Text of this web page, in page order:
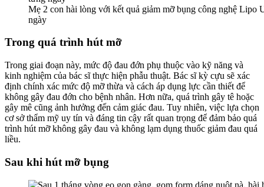
Mẹ 2 con hài lòng với kết quả giảm mỡ bụng công nghệ Lipo
ngày
Trong quá trình hút mỡ
Trong giai đoạn này, mức độ đau đớn phụ thuộc vào kỹ năng và
kinh nghiệm của bác sĩ thực hiện phẫu thuật. Bác sĩ kỳ cựu sẽ xác
định chính xác mức độ mỡ thừa và cách áp dụng lực cần thiết để
không gây đau đớn cho bệnh nhân. Hơn nữa, quá trình gây tê hoặc
gây mê cũng ảnh hưởng đến cảm giác đau. Tuy nhiên, việc lựa chọn
cơ sở thẩm mỹ uy tín và đáng tin cậy rất quan trọng để đảm bảo quá
trình hút mỡ không gây đau và không lạm dụng thuốc giảm đau quá
liều.
Sau khi hút mỡ bụng